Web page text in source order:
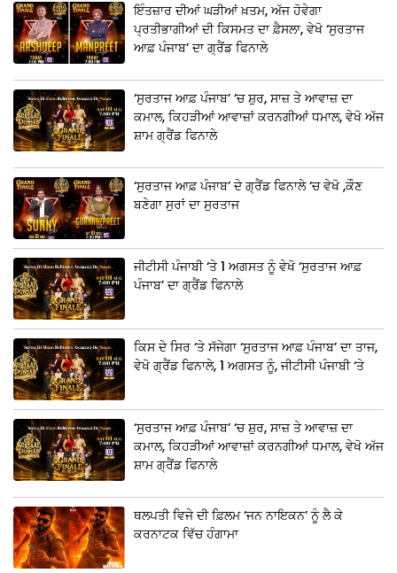
ਇੰਤਜ਼ਾਰ ਦੀਆਂ ਘੜੀਆਂ ਖ਼ਤਮ, ਅੱਜ ਹੋਵੇਗਾ
ਪ੍ਰਤੀਭਾਗੀਆਂ ਦੀ ਕਿਸਮਤ ਦਾ ਫ਼ੈਸਲਾ, ਵੇਖੋ ‘ਸੁਰਤਾਜ
ਆਫ਼ ਪੰਜਾਬ’ ਦਾ ਗ੍ਰੈਂਡ ਫਿਨਾਲੇ
‘ਸੁਰਤਾਜ ਆਫ਼ ਪੰਜਾਬ’ ‘ਚ ਸ਼ੁਰ, ਸਾਜ਼ ਤੇ ਆਵਾਜ਼ ਦਾ
ਕਮਾਲ, ਕਿਹੜੀਆਂ ਆਵਾਜ਼ਾਂ ਕਰਨਗੀਆਂ ਧਮਾਲ, ਵੇਖੋ ਅੱਜ
ਸ਼ਾਮ ਗ੍ਰੈਂਡ ਫਿਨਾਲੇ
‘ਸੁਰਤਾਜ ਆਫ਼ ਪੰਜਾਬ’ ਦੇ ਗ੍ਰੈਂਡ ਫਿਨਾਲੇ ‘ਚ ਵੇਖੋ ,ਕੌਣ
ਬਣੇਗਾ ਸੁਰਾਂ ਦਾ ਸੁਰਤਾਜ
ਜੀਟੀਸੀ ਪੰਜਾਬੀ ‘ਤੇ 1 ਅਗਸਤ ਨੂੰ ਵੇਖੋ ‘ਸੁਰਤਾਜ ਆਫ਼
ਪੰਜਾਬ’ ਦਾ ਗ੍ਰੈਂਡ ਫਿਨਾਲੇ
ਕਿਸ ਦੇ ਸਿਰ ‘ਤੇ ਸੱਜੇਗਾ ‘ਸੁਰਤਾਜ ਆਫ਼ ਪੰਜਾਬ’ ਦਾ ਤਾਜ,
ਵੇਖੋ ਗ੍ਰੈਂਡ ਫਿਨਾਲੇ, 1 ਅਗਸਤ ਨੂੰ, ਜੀਟੀਸੀ ਪੰਜਾਬੀ ‘ਤੇ
‘ਸੁਰਤਾਜ ਆਫ਼ ਪੰਜਾਬ’ ‘ਚ ਸ਼ੁਰ, ਸਾਜ਼ ਤੇ ਆਵਾਜ਼ ਦਾ
ਕਮਾਲ, ਕਿਹੜੀਆਂ ਆਵਾਜ਼ਾਂ ਕਰਨਗੀਆਂ ਧਮਾਲ, ਵੇਖੋ ਅੱਜ
ਸ਼ਾਮ ਗ੍ਰੈਂਡ ਫਿਨਾਲੇ
ਥਲਪਤੀ ਵਿਜੇ ਦੀ ਫ਼ਿਲਮ ‘ਜਨ ਨਾਇਕਨ’ ਨੂੰ ਲੈ ਕੇ
ਕਰਨਾਟਕ ਵਿੱਚ ਹੰਗਾਮਾ